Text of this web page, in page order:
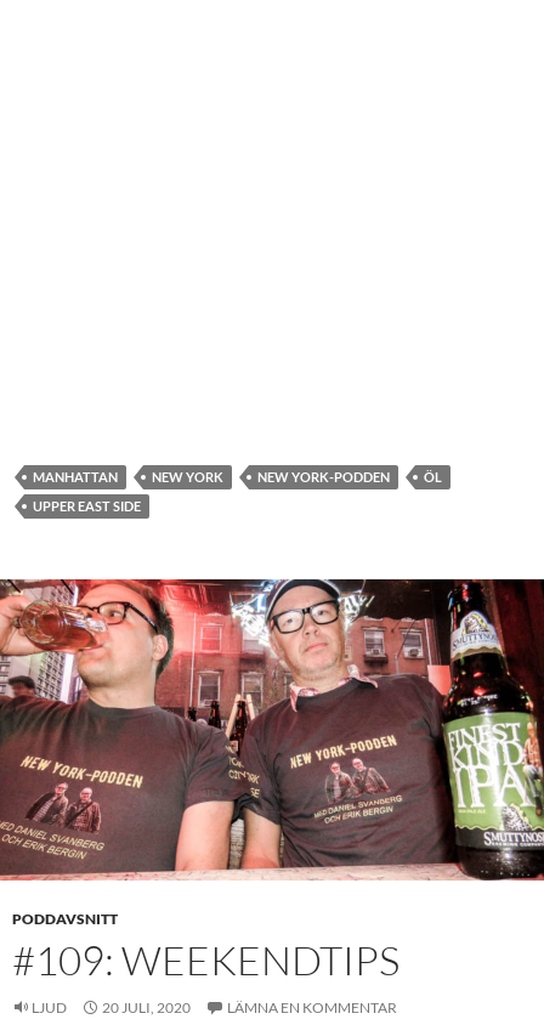
MANHATTAN NEW YORK NEW YORK-PODDEN
ÖL
UPPER EAST SIDE
PODDAVSNITT
#109: WEEKENDTIPS
LJUD 20 JULI, 2020 LÄMNA EN KOMMENTAR